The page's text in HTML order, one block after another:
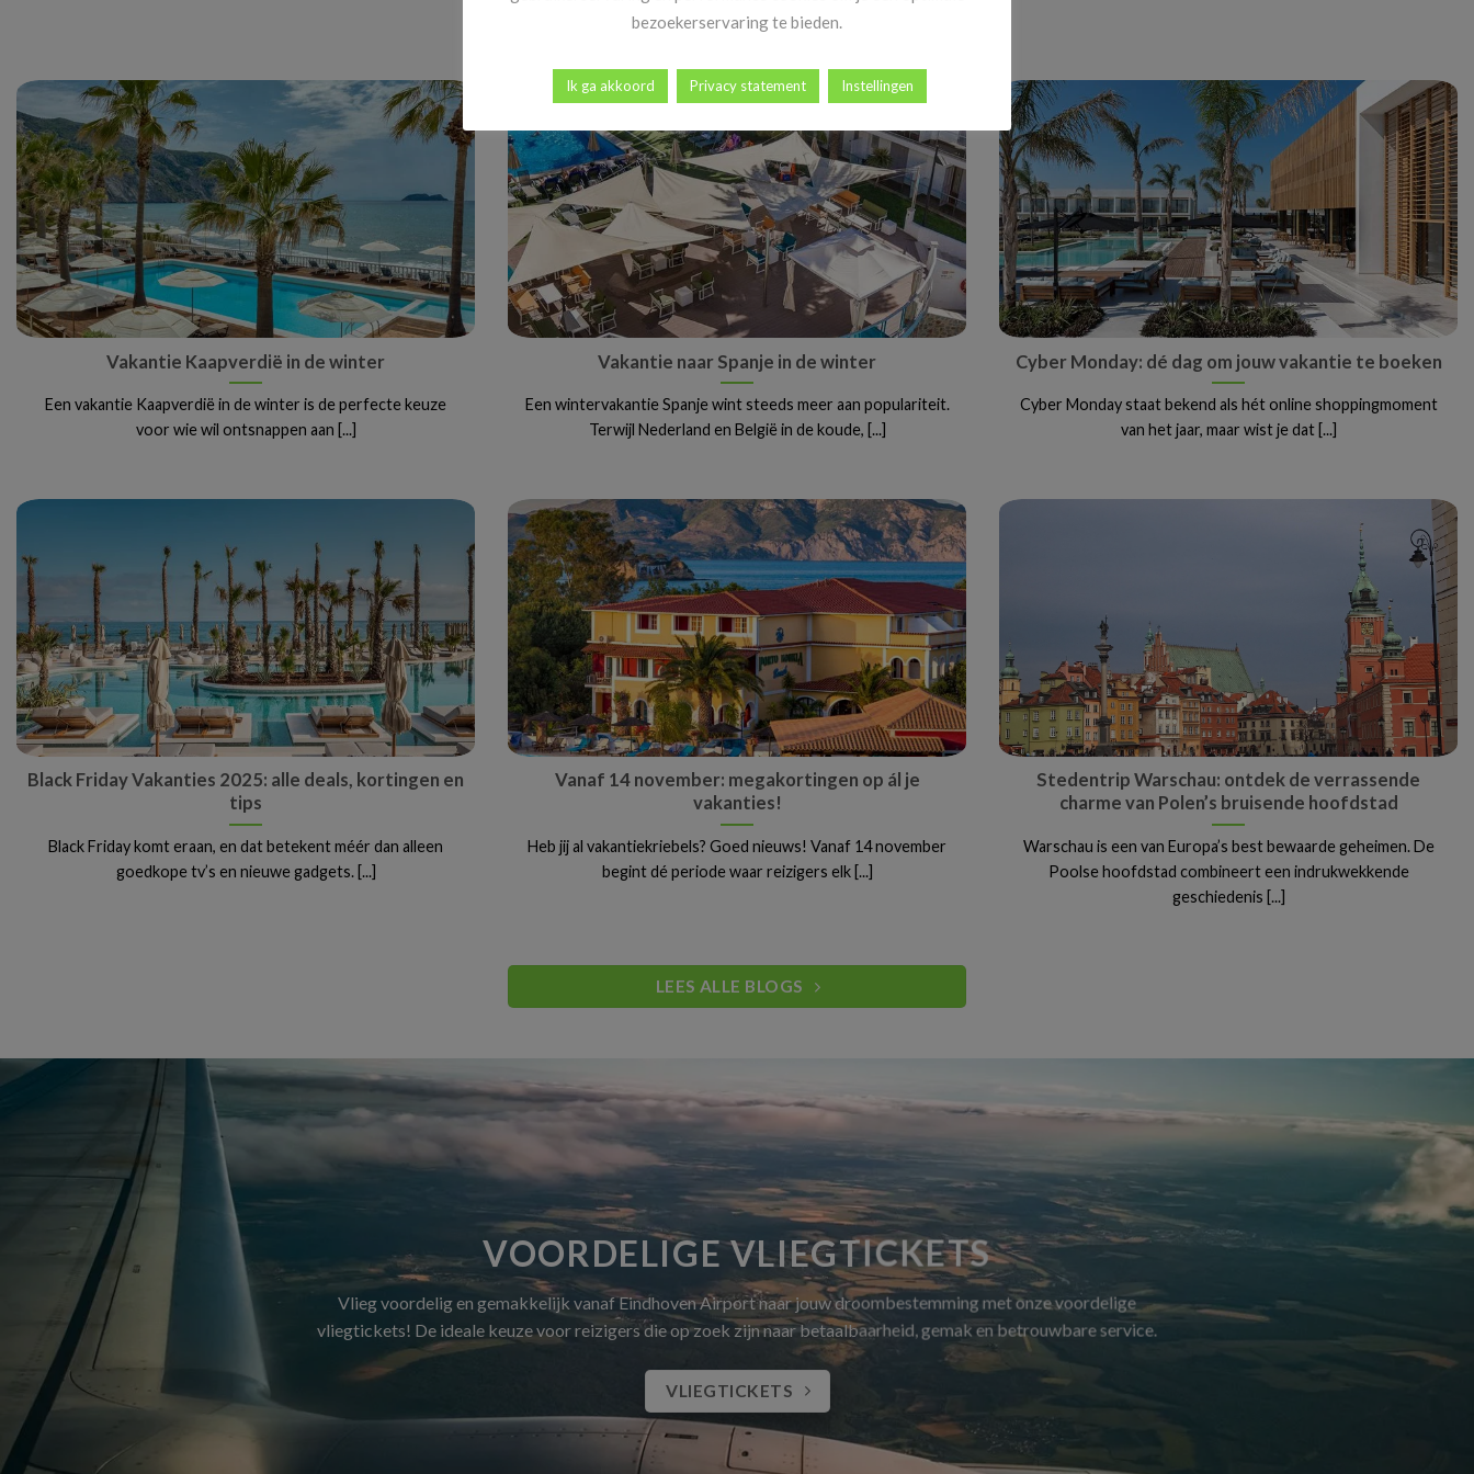
Vakantie Kaapverdië in de winter
Een vakantie Kaapverdië in de winter is de perfecte keuze
voor wie wil ontsnappen aan [...]
Vakantie naar Spanje in de winter
Een wintervakantie Spanje wint steeds meer aan populariteit.
Terwijl Nederland en België in de koude, [...]
Cyber Monday: dé dag om jouw vakantie te boeken
Cyber Monday staat bekend als hét online shoppingmoment
van het jaar, maar wist je dat [...]
Black Friday Vakanties 2025: alle deals, kortingen en
tips
Black Friday komt eraan, en dat betekent méér dan alleen
goedkope tv’s en nieuwe gadgets. [...]
Vanaf 14 november: megakortingen op ál je
vakanties!
Heb jij al vakantiekriebels? Goed nieuws! Vanaf 14 november
begint dé periode waar reizigers elk [...]
Stedentrip Warschau: ontdek de verrassende
charme van Polen’s bruisende hoofdstad
Warschau is een van Europa’s best bewaarde geheimen. De
Poolse hoofdstad combineert een indrukwekkende
geschiedenis [...]
LEES ALLE BLOGS
VOORDELIGE VLIEGTICKETS
Vlieg voordelig en gemakkelijk vanaf Eindhoven Airport naar jouw droombestemming met onze voordelige
vliegtickets! De ideale keuze voor reizigers die op zoek zijn naar betaalbaarheid, gemak en betrouwbare service.
VLIEGTICKETS
bezoekerservaring te bieden.
Ik ga akkoord Privacy statement Instellingen